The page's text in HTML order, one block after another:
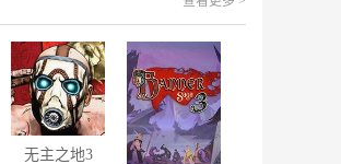
无主之地3